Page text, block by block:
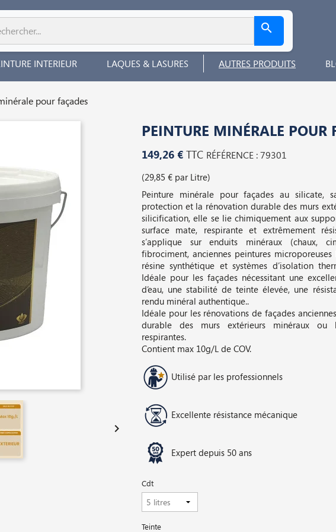

INTERIEUR LAQUES & LASURES AUTRES PRODUITS
pour façades

PEINTURE MINÉRALE POUR
149,26 € TTC RÉFÉRENCE : 79301
(29,85 € par Litre)
Peinture minérale pour façades au silicate,
protection et la rénovation durable des murs
silicification, elle se lie chimiquement aux
surface mate, respirante et extrêmement
s’applique sur enduits minéraux (chaux,
fibrociment, anciennes peintures
résine synthétique et systèmes d’isolation
Idéale pour les façades nécessitant une
d’eau, une stabilité de teinte élevée, une
rendu minéral authentique..
Idéale pour les rénovations de façades
durable des murs extérieurs minéraux ou
respirantes.
Contient max 10g/L de COV.
Utilisé par les professionnels
Excellente résistance mécanique
Expert depuis 50 ans
Cdt
Teinte